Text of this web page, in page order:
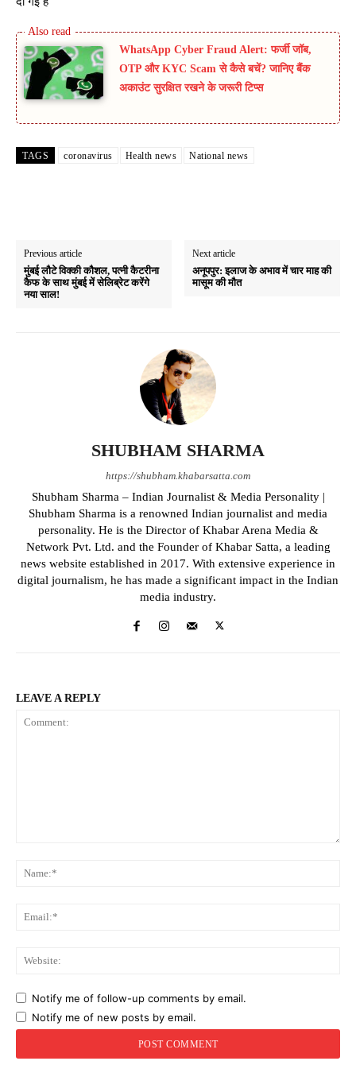
WhatsApp Cyber Fraud Alert: फर्जी जॉब,
OTP और KYC Scam से कैसे बचें? जानिए बैंक
अकाउंट सुरक्षित रखने के जरूरी टिप्स
TAGS coronavirus Health news National news
Previous article
मुंबई लौटे विक्की कौशल, पत्नी कैटरीना
कैफ के साथ मुंबई में सेलिब्रेट करेंगे
नया साल!
Next article
अनूपपुर: इलाज के अभाव में चार माह की
मासूम की मौत
SHUBHAM SHARMA
https://shubham.khabarsatta.com
Shubham Sharma – Indian Journalist & Media Personality |
Shubham Sharma is a renowned Indian journalist and media
personality. He is the Director of Khabar Arena Media &
Network Pvt. Ltd. and the Founder of Khabar Satta, a leading
news website established in 2017. With extensive experience in
digital journalism, he has made a significant impact in the Indian
media industry.
LEAVE A REPLY
Notify me of follow-up comments by email.
Notify me of new posts by email.